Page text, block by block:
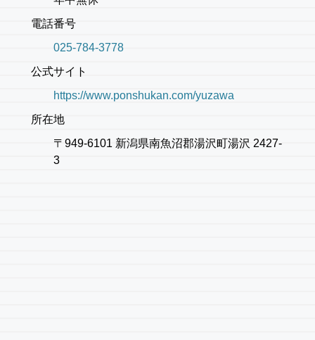
電話番号
025-784-3778
公式サイト
https://www.ponshukan.com/yuzawa
所在地
〒949-6101 新潟県南魚沼郡湯沢町湯沢 2427-
3